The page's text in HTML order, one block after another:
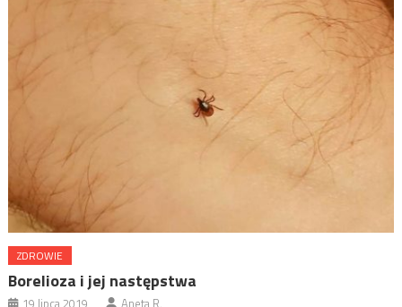
ZDROWIE
Borelioza i jej następstwa
19 lipca 2019 Aneta R.